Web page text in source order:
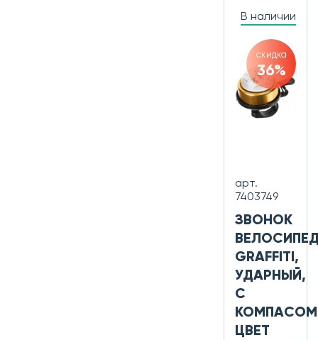
В наличии
скидка
36%
арт.
7403749
ЗВОНОК
GRAFFITI,
УДАРНЫЙ,
С
ЦВЕТ